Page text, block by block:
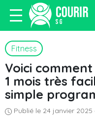
Fitness
Voici
1 mois très
simple
Publié le 24 janvier 2025